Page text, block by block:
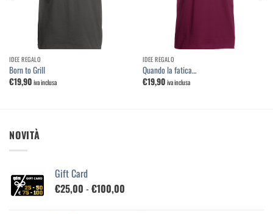
IDEE REGALO
Born to Grill
€19,90 iva inclusa
IDEE REGALO
Quando la fatica…
€19,90 iva inclusa
NOVITÀ
Gift Card
€25,00 -€100,00